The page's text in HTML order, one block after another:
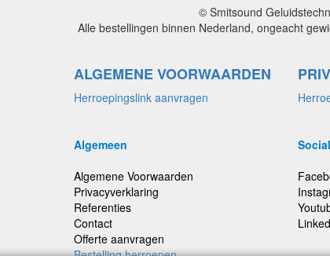
© Smitsound
Alle bestellingen binnen Nederland, ongeacht
ALGEMENE VOORWAARDEN
Herroepingslink aanvragen
Algemeen
Algemene Voorwaarden
Privacyverklaring
Referenties
Contact
Offerte aanvragen